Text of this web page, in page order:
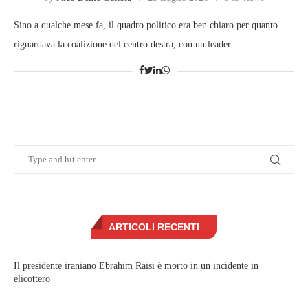
Sino a qualche mese fa, il quadro politico era ben chiaro per quanto
riguardava la coalizione del centro destra, con un leader…
ARTICOLI RECENTI
Il presidente iraniano Ebrahim Raisi è morto in un incidente in
elicottero